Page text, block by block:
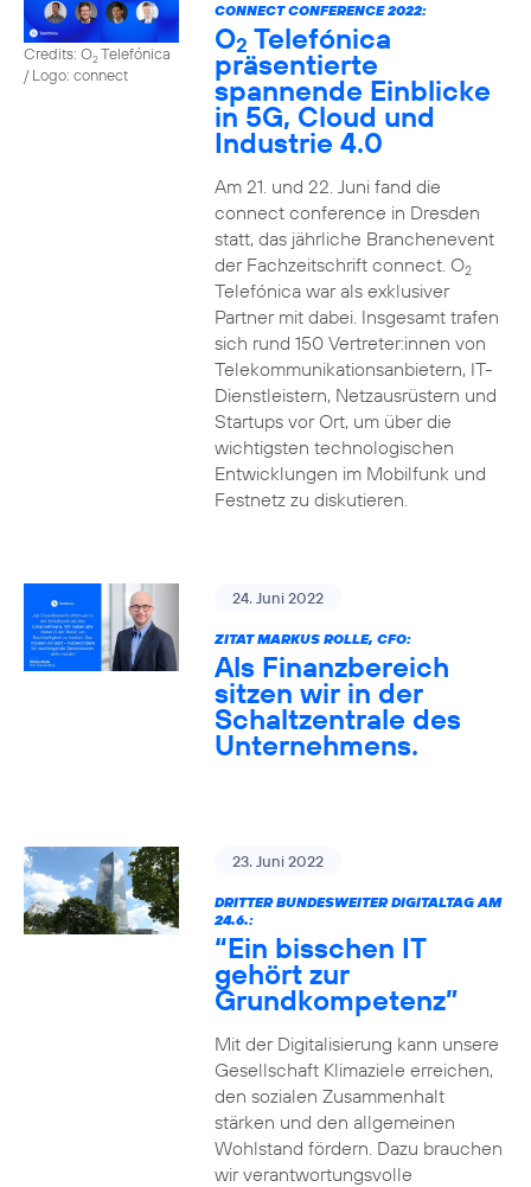
Credits: O2Telefónica
/ Logo: connect
CONNECT CONFERENCE 2022:
O2 Telefónica
präsentierte
spannende Einblicke
in 5G, Cloud und
Industrie 4.0
Am 21. und 22. Juni fand die
connect conference in Dresden
statt, das jährliche Branchenevent
der Fachzeitschrift connect. O2
Telefónica war als exklusiver
Partner mit dabei. Insgesamt trafen
sich rund 150 Vertreter:innen von
Telekommunikationsanbietern, IT-
Dienstleistern, Netzausrüstern und
Startups vor Ort, um über die
wichtigsten technologischen
Entwicklungen im Mobilfunk und
Festnetz zu diskutieren.
24. Juni 2022
ZITAT MARKUS ROLLE, CFO:
Als Finanzbereich
sitzen wir in der
Schaltzentrale des
Unternehmens.
23. Juni 2022
DRITTER BUNDESWEITER DIGITALTAG AM
24.6.:
“Ein bisschen IT
gehört zur
Grundkompetenz”
Mit der Digitalisierung kann unsere
Gesellschaft Klimaziele erreichen,
den sozialen Zusammenhalt
stärken und den allgemeinen
Wohlstand fördern. Dazu brauchen
wir verantwortungsvolle